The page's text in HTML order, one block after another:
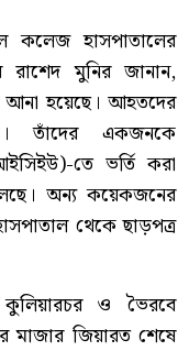
হাসপাতালের
রাশেদ মুনির জানান,
আনা হয়েছে। আহতদের
তাঁদের একজনকে
তে ভর্তি করা
অন্য কয়েকজনের
থেকে ছাড়পত্র
কুলিয়ারচর ও ভৈরবে
মাজার জিয়ারত শেষে